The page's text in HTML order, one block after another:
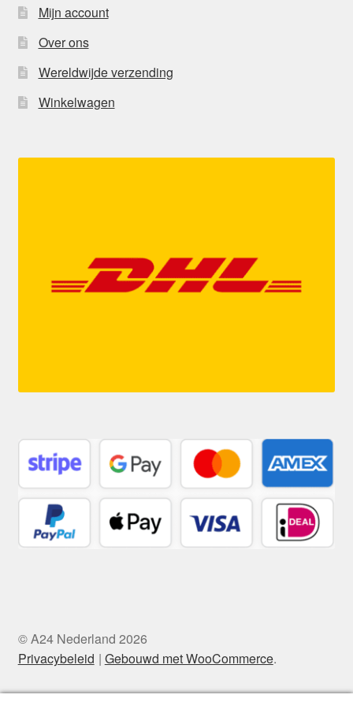
Mijn account
Over ons
Wereldwijde verzending
Winkelwagen
© A24 Nederland 2026
Privacybeleid
Gebouwd met WooCommerce.